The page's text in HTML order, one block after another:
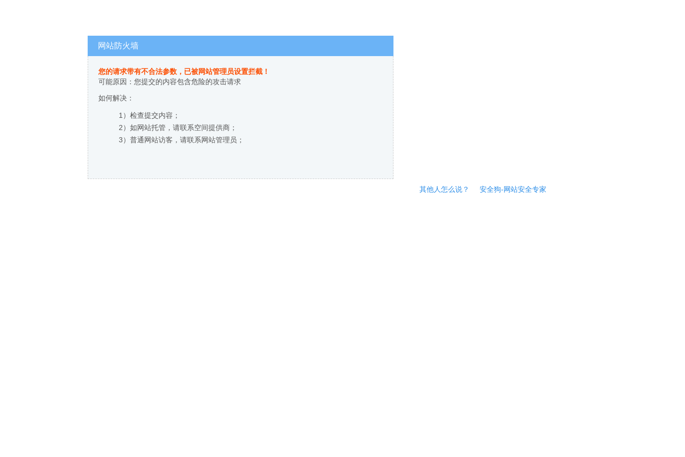
网站防火墙
您的请求带有不合法参数，已被网站管理员设置拦截！
可能原因：您提交的内容包含危险的攻击请求
如何解决：
1）检查提交内容；
2）如网站托管，请联系空间提供商；
3）普通网站访客，请联系网站管理员；
其他人怎么说？ 安全狗-网站安全专家